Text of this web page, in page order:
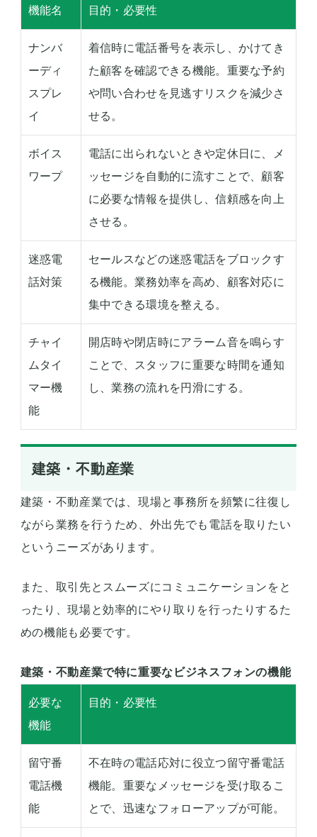
機能名 目的・必要性
ナンバ
ーディ
スプレ
イ
着信時に電話番号を表示し、かけてき
た顧客を確認できる機能。重要な予約
や問い合わせを見逃すリスクを減少さ
せる。
ボイス
ワープ
電話に出られないときや定休日に、メ
ッセージを自動的に流すことで、顧客
に必要な情報を提供し、信頼感を向上
させる。
迷惑電
話対策
セールスなどの迷惑電話をブロックす
る機能。業務効率を高め、顧客対応に
集中できる環境を整える。
チャイ
ムタイ
マー機
能
開店時や閉店時にアラーム音を鳴らす
ことで、スタッフに重要な時間を通知
し、業務の流れを円滑にする。
建築・不動産業
建築・不動産業では、現場と事務所を頻繁に往復し
ながら業務を行うため、外出先でも電話を取りたい
というニーズがあります。
また、取引先とスムーズにコミュニケーションをと
ったり、現場と効率的にやり取りを行ったりするた
めの機能も必要です。
建築・不動産業で特に重要なビジネスフォンの機能
必要な
機能
目的・必要性
留守番
電話機
能
不在時の電話応対に役立つ留守番電話
機能。重要なメッセージを受け取るこ
とで、迅速なフォローアップが可能。